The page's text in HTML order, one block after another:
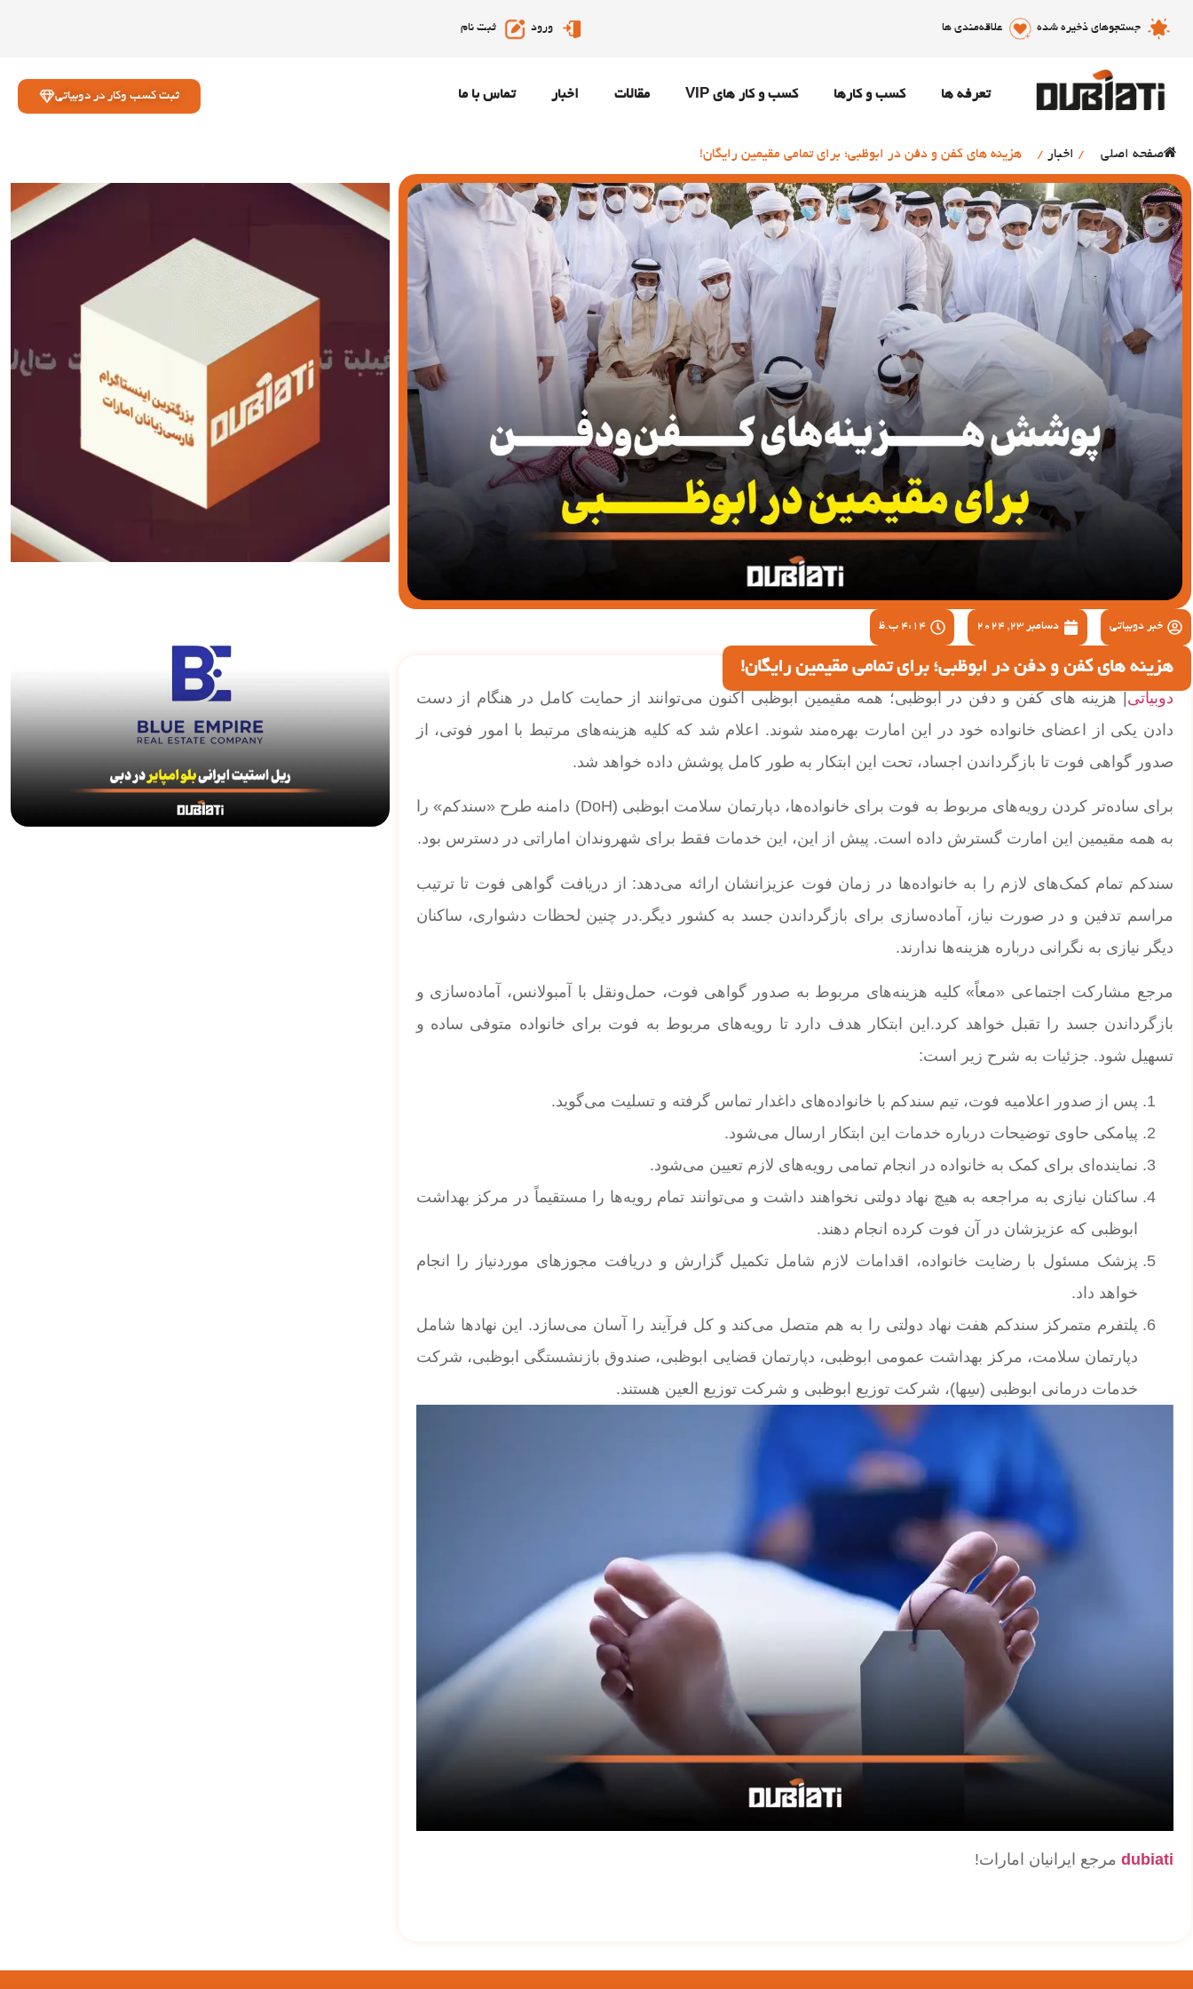
جستجوهای ذخیره شده علاقه‌مندی ها ورود ثبت نام
تعرفه ها کسب و کارها کسب و کار های VIP مقالات اخبار تماس با ما ثبت کسب وکار در دوبیاتی
صفحه اصلی / اخبار / هزینه های کفن و دفن در ابوظبی؛ برای تمامی مقیمین رایگان!
خبر دوبیاتی دسامبر 23, 2024 4:14 ب.ظ
هزینه های کفن و دفن در ابوظبی؛ برای تمامی مقیمین رایگان!
دوبیاتی | هزینه های کفن و دفن در ابوظبی؛ همه مقیمین ابوظبی اکنون می‌توانند از حمایت کامل در هنگام از دست
دادن یکی از اعضای خانواده خود در این امارت بهره‌مند شوند. اعلام شد که کلیه هزینه‌های مرتبط با امور فوتی، از
صدور گواهی فوت تا بازگرداندن اجساد، تحت این ابتکار به طور کامل پوشش داده خواهد شد.
برای ساده‌تر کردن رویه‌های مربوط به فوت برای خانواده‌ها، دپارتمان سلامت ابوظبی (DoH) دامنه طرح «سندکم» را
به همه مقیمین این امارت گسترش داده است. پیش از این، این خدمات فقط برای شهروندان اماراتی در دسترس بود.
سندکم تمام کمک‌های لازم را به خانواده‌ها در زمان فوت عزیزانشان ارائه می‌دهد: از دریافت گواهی فوت تا ترتیب
مراسم تدفین و در صورت نیاز، آماده‌سازی برای بازگرداندن جسد به کشور دیگر.در چنین لحظات دشواری، ساکنان
دیگر نیازی به نگرانی درباره هزینه‌ها ندارند.
مرجع مشارکت اجتماعی «معاً» کلیه هزینه‌های مربوط به صدور گواهی فوت، حمل‌ونقل با آمبولانس، آماده‌سازی و
بازگرداندن جسد را تقبل خواهد کرد.این ابتکار هدف دارد تا رویه‌های مربوط به فوت برای خانواده متوفی ساده و
تسهیل شود. جزئیات به شرح زیر است:
پس از صدور اعلامیه فوت، تیم سندکم با خانواده‌های داغدار تماس گرفته و تسلیت می‌گوید.
پیامکی حاوی توضیحات درباره خدمات این ابتکار ارسال می‌شود.
نماینده‌ای برای کمک به خانواده در انجام تمامی رویه‌های لازم تعیین می‌شود.
ساکنان نیازی به مراجعه به هیچ نهاد دولتی نخواهند داشت و می‌توانند تمام رویه‌ها را مستقیماً در مرکز بهداشت
ابوظبی که عزیزشان در آن فوت کرده انجام دهند.
پزشک مسئول با رضایت خانواده، اقدامات لازم شامل تکمیل گزارش و دریافت مجوزهای موردنیاز را انجام
خواهد داد.
پلتفرم متمرکز سندکم هفت نهاد دولتی را به هم متصل می‌کند و کل فرآیند را آسان می‌سازد. این نهادها شامل
دپارتمان سلامت، مرکز بهداشت عمومی ابوظبی، دپارتمان قضایی ابوظبی، صندوق بازنشستگی ابوظبی، شرکت
خدمات درمانی ابوظبی (سِها)، شرکت توزیع ابوظبی و شرکت توزیع العین هستند.
dubiati مرجع ایرانیان امارات!